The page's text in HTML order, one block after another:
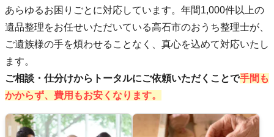
あらゆるお困りごとに対応しています。年間1,000件以上の
遺品整理をお任せいただいている高石市のおうち整理士が、
ご遺族様の手を煩わせることなく、真心を込めて対応いたし
ます。
ご相談・仕分けからトータルにご依頼いただくことで手間も
かからず、費用もお安くなります。